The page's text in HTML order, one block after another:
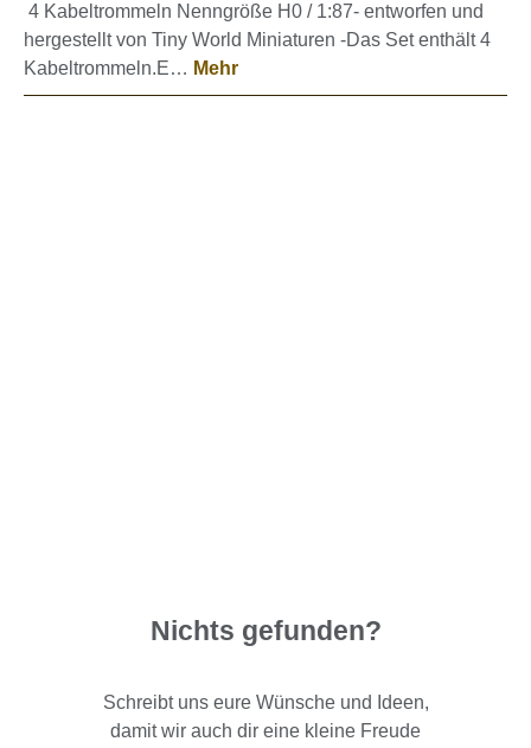
4 Kabeltrommeln Nenngröße H0 / 1:87- entworfen und
hergestellt von Tiny World Miniaturen -Das Set enthält 4
Kabeltrommeln.E… Mehr
Nichts gefunden?
Schreibt uns eure Wünsche und Ideen,
damit wir auch dir eine kleine Freude